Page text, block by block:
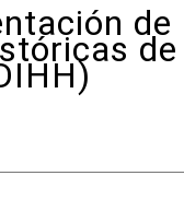
de
de